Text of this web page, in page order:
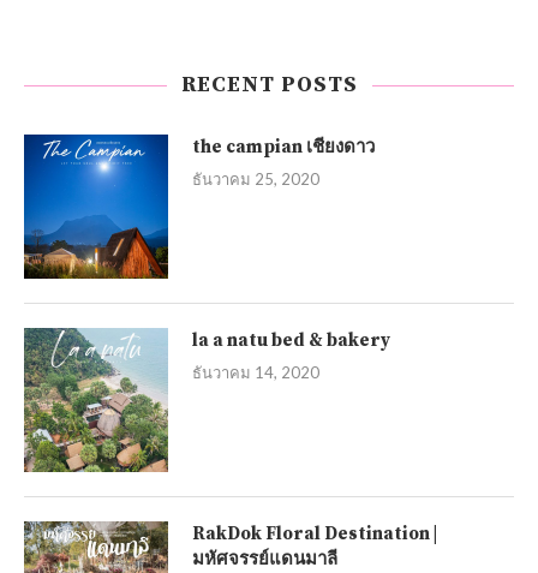
RECENT POSTS
the campian เชียงดาว
ธันวาคม 25, 2020
la a natu bed & bakery
ธันวาคม 14, 2020
RakDok Floral Destination |
มหัศจรรย์แดนมาลี